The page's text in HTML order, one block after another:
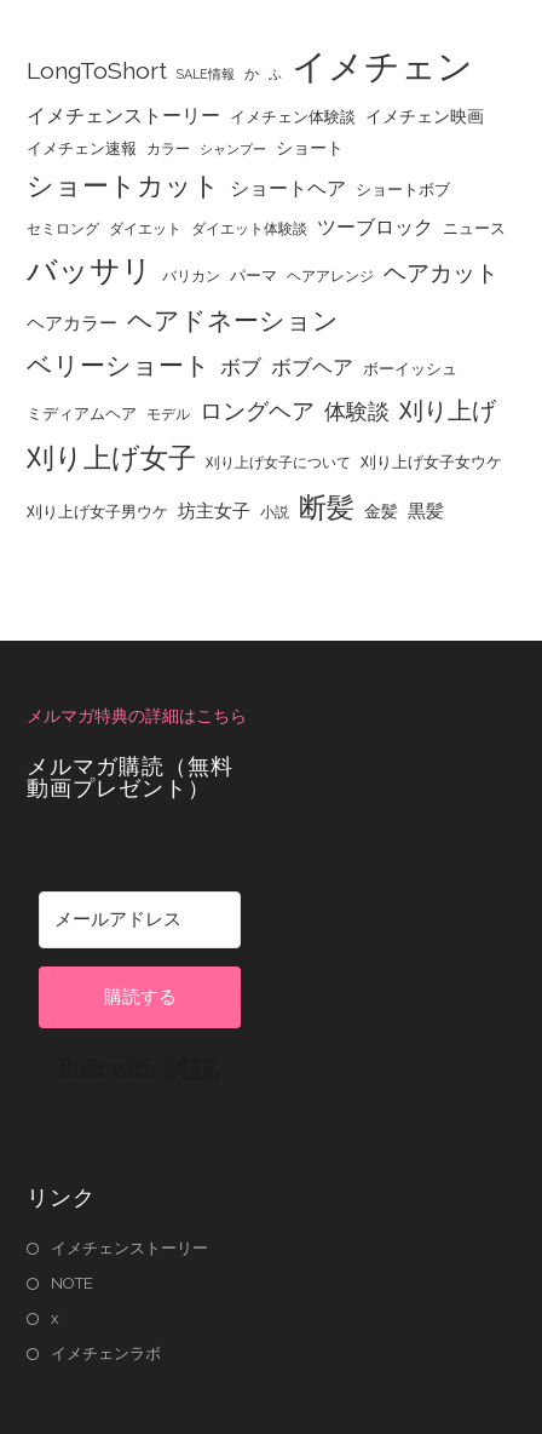
LongToShort SALE情報 か ふ イメチェン
イメチェンストーリー イメチェン体験談 イメチェン映画
イメチェン速報 カラー シャンプー ショート
ショートカット ショートヘア ショートボブ
セミロング ダイエット ダイエット体験談 ツーブロック ニュース
バッサリ バリカン パーマ ヘアアレンジ ヘアカット
ヘアカラー ヘアドネーション
ベリーショート
ボブ ボブヘア ボーイッシュ
ミディアムヘア モデル ロングヘア 体験談 刈り上げ
刈り上げ女子 刈り上げ女子について 刈り上げ女子女ウケ
刈り上げ女子男ウケ 坊主女子 小説 断髪 金髪 黒髪
メルマガ特典の詳細はこちら
メルマガ購読（無料
動画プレゼント）
購読する
リンク
イメチェンストーリー
NOTE
x
イメチェンラボ